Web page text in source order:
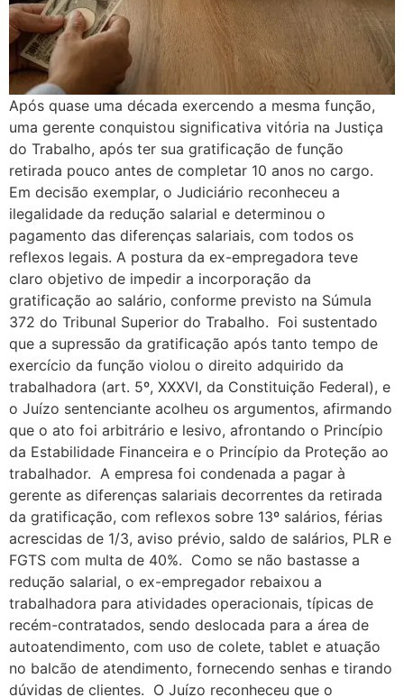
Após quase uma década exercendo a mesma função,
uma gerente conquistou significativa vitória na Justiça
do Trabalho, após ter sua gratificação de função
retirada pouco antes de completar 10 anos no cargo.
Em decisão exemplar, o Judiciário reconheceu a
ilegalidade da redução salarial e determinou o
pagamento das diferenças salariais, com todos os
reflexos legais. A postura da ex-empregadora teve
claro objetivo de impedir a incorporação da
gratificação ao salário, conforme previsto na Súmula
372 do Tribunal Superior do Trabalho. Foi sustentado
que a supressão da gratificação após tanto tempo de
exercício da função violou o direito adquirido da
trabalhadora (art. 5º, XXXVI, da Constituição Federal), e
o Juízo sentenciante acolheu os argumentos, afirmando
que o ato foi arbitrário e lesivo, afrontando o Princípio
da Estabilidade Financeira e o Princípio da Proteção ao
trabalhador. A empresa foi condenada a pagar à
gerente as diferenças salariais decorrentes da retirada
da gratificação, com reflexos sobre 13º salários, férias
acrescidas de 1/3, aviso prévio, saldo de salários, PLR e
FGTS com multa de 40%. Como se não bastasse a
redução salarial, o ex-empregador rebaixou a
trabalhadora para atividades operacionais, típicas de
recém-contratados, sendo deslocada para a área de
autoatendimento, com uso de colete, tablet e atuação
no balcão de atendimento, fornecendo senhas e tirando
dúvidas de clientes. O Juízo reconheceu que o